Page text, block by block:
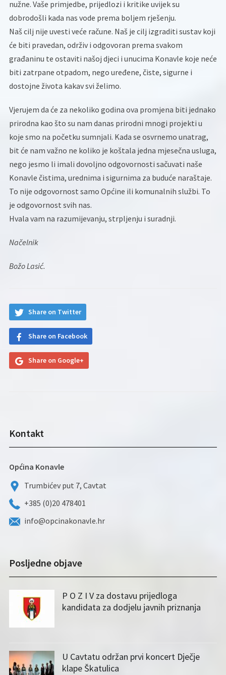
nužne. Vaše primjedbe, prijedlozi i kritike uvijek su
dobrodošli kada nas vode prema boljem rješenju.
Naš cilj nije uvesti veće račune. Naš je cilj izgraditi sustav koji
će biti pravedan, održiv i odgovoran prema svakom
građaninu te ostaviti našoj djeci i unucima Konavle koje neće
biti zatrpane otpadom, nego uređene, čiste, sigurne i
dostojne života kakav svi želimo.
Vjerujem da će za nekoliko godina ova promjena biti jednako
prirodna kao što su nam danas prirodni mnogi projekti u
koje smo na početku sumnjali. Kada se osvrnemo unatrag,
bit će nam važno ne koliko je koštala jedna mjesečna usluga,
nego jesmo li imali dovoljno odgovornosti sačuvati naše
Konavle čistima, urednima i sigurnima za buduće naraštaje.
To nije odgovornost samo Općine ili komunalnih službi. To
je odgovornost svih nas.
Hvala vam na razumijevanju, strpljenju i suradnji.
Načelnik
Božo Lasić.
Share on Twitter
Share on Facebook
Share on Google+
Kontakt
Općina Konavle
Trumbićev put 7, Cavtat
+385 (0)20 478401
info@opcinakonavle.hr
Posljedne objave
P O Z I V za dostavu prijedloga
kandidata za dodjelu javnih priznanja
U Cavtatu održan prvi koncert Dječje
klape Škatulica